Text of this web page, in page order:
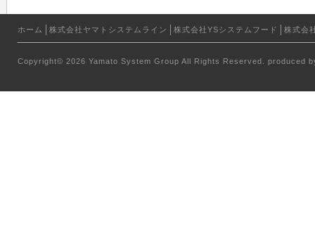
ホーム 株式会社ヤマトシステムライン 株式会社YSシステムフード 株式会
Copyright© 2026 Yamato System Group All Rights Reserved. produced